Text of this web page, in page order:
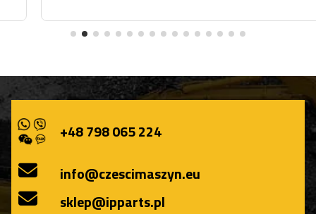
+48 798 065 224
info@czescimaszyn.eu
sklep@ipparts.pl